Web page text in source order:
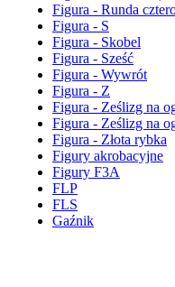
Figura - Runda
Figura - S
Figura - Skobel
Figura - Sześć
Figura - Wywrót
Figura - Z
Figura - Ześlizg na
Figura - Ześlizg na
Figura - Złota rybka
Figury akrobacyjne
Figury F3A
FLP
FLS
Gaźnik